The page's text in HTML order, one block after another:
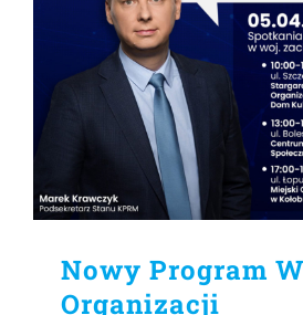
Nowy Program
Organizacji